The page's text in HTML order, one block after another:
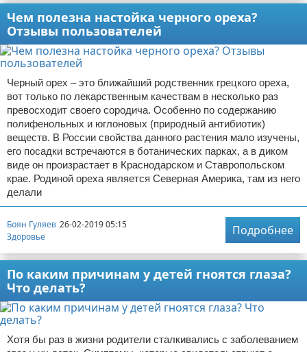
Чем полезна настойка черного ореха?
Отзывы пользователей
Черный орех – это ближайший родственник грецкого ореха,
вот только по лекарственным качествам в несколько раз
превосходит своего сородича. Особенно по содержанию
полифенольных и юглоновых (природный антибиотик)
веществ. В России свойства данного растения мало изучены,
его посадки встречаются в ботанических парках, а в диком
виде он произрастает в Краснодарском и Ставропольском
крае. Родиной ореха является Северная Америка, там из него
делали
Боян Гуляев 26-02-2019 05:15
Здоровье
Подробнее
По каким причинам у детей гноятся глаза?
Что делать?
Хотя бы раз в жизни родители сталкивались с заболеванием